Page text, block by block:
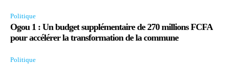
Politique
Ogou 1 : Un budget supplémentaire de 270 millions FCFA
pour accélérer la transformation de la commune
Politique